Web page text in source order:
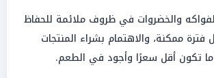
والخضروات في ظروف ملائمة للحفاظ
ممكنة، والاهتمام بشراء المنتجات
ما تكون أقل سعرًا وأجود في الطعم.